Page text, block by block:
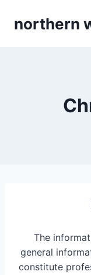
northern
The
general
constitute